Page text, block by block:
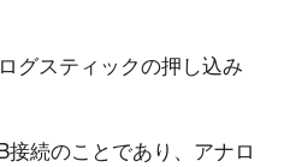
グスティックの押し込み
接続のことであり、アナロ